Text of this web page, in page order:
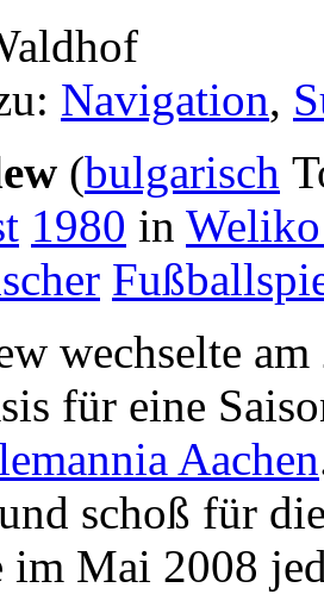
Navigation,
(bulgarisch
1980 in
wechselte
für eine
Aachen
schoß für
im Mai 2008